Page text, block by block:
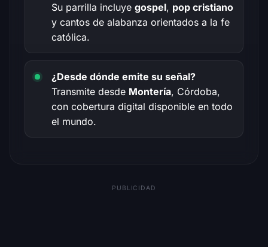
Su parrilla incluye gospel, pop cristiano
y cantos de alabanza orientados a la fe
católica.
¿Desde dónde emite su señal?
Transmite desde Montería, Córdoba,
con cobertura digital disponible en todo
el mundo.
PUBLICIDAD